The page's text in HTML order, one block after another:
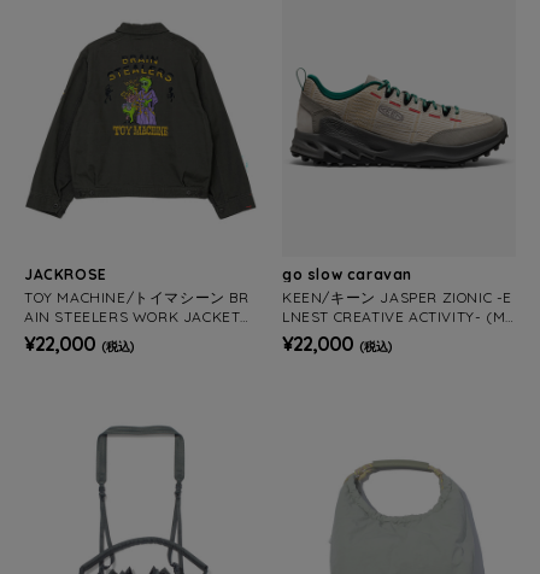
JACKROSE
TOY MACHINE/トイマシーン BR
AIN STEELERS WORK JACKET
(MENS)
¥22,000 (税込)
go slow caravan
KEEN/キーン JASPER ZIONIC -E
LNEST CREATIVE ACTIVITY- (ME
NS)
¥22,000 (税込)